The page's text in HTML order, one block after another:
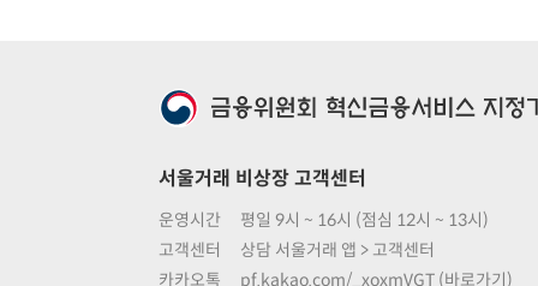
서울거래 비상장 고객센터
운영시간
평일 9시 ~ 16시 (점심 12시 ~ 13시)
고객센터
상담 서울거래 앱 > 고객센터
카카오톡
pf.kakao.com/_xoxmVGT (바로가기)